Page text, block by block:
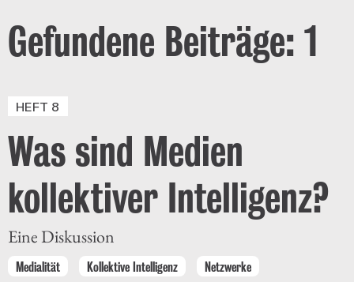
Gefundene Beiträge: 1
HEFT 8
Was sind Medien
kollektiver Intelligenz?
Eine Diskussion
Medialität Kollektive Intelligenz
Netzwerke